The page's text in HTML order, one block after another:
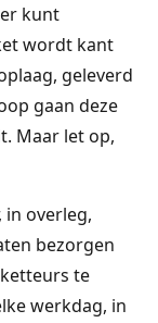
kunt
wordt kant
geleverd
gaan deze
Maar let op,
in overleg,
bezorgen
te
werkdag, in